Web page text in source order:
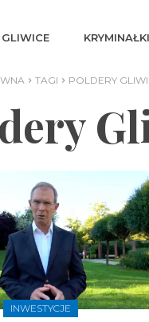
GLIWICE KRYMINAŁKI
TAGI POLDERY
INWESTYCJE